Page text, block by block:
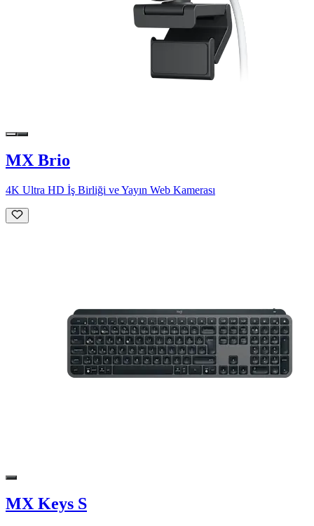
MX Brio
4K Ultra HD İş Birliği ve Yayın Web Kamerası
MX Keys S